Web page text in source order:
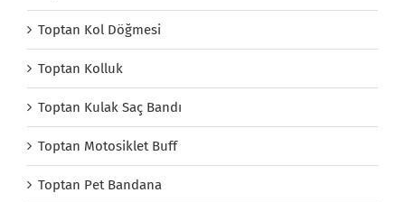
Toptan Kol Döğmesi
Toptan Kolluk
Toptan Kulak Saç Bandı
Toptan Motosiklet Buff
Toptan Pet Bandana